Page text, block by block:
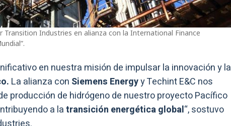
Transition Industries en alianza con la International Finance
en nuestra misión de impulsar la innovación y la
La alianza con Siemens Energyy Techint E&C nos
producción de hidrógeno de nuestro proyecto Pacífico
a latransición energética global“, sostuvo